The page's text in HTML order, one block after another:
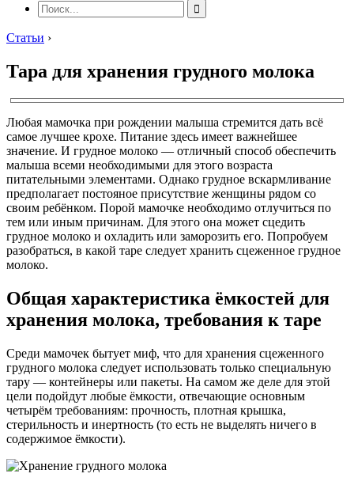
Статьи ›
Тара для хранения грудного молока
Любая мамочка при рождении малыша стремится дать всё
самое лучшее крохе. Питание здесь имеет важнейшее
значение. И грудное молоко — отличный способ обеспечить
малыша всеми необходимыми для этого возраста
питательными элементами. Однако грудное вскармливание
предполагает постояное присутствие женщины рядом со
своим ребёнком. Порой мамочке необходимо отлучиться по
тем или иным причинам. Для этого она может сцедить
грудное молоко и охладить или заморозить его. Попробуем
разобраться, в какой таре следует хранить сцеженное грудное
молоко.
Общая характеристика ёмкостей для
хранения молока, требования к таре
Среди мамочек бытует миф, что для хранения сцеженного
грудного молока следует использовать только специальную
тару — контейнеры или пакеты. На самом же деле для этой
цели подойдут любые ёмкости, отвечающие основным
четырём требованиям: прочность, плотная крышка,
стерильность и инертность (то есть не выделять ничего в
содержимое ёмкости).